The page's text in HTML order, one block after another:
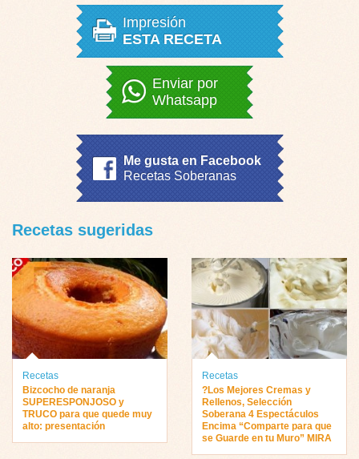
Impresión
ESTA RECETA
Enviar por
Whatsapp
Me gusta en Facebook
Recetas Soberanas
Recetas sugeridas
Recetas
Bizcocho de naranja
SUPERESPONJOSO y
TRUCO para que quede muy
alto: presentación
Recetas
?Los Mejores Cremas y
Rellenos, Selección
Soberana 4 Espectáculos
Encima “Comparte para que
se Guarde en tu Muro” MIRA